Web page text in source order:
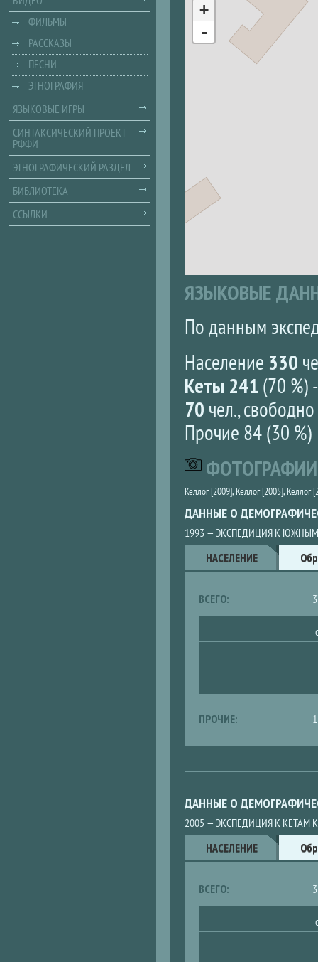
+
-
ЯЗЫКОВЫЕ
По данным
Население 330
Кеты 241 (70 %)
70 чел.,
Прочие 84 (30 %)
Келлог [2009], Келлог [2005], Келлог
ДАННЫЕ О
1993 — ЭКСПЕДИЦИЯ К
ДанныеНАСЕЛЕНИЕ
ВСЕГО:
ПРОЧИЕ:
ДАННЫЕ О
2005 — ЭКСПЕДИЦИЯ К КЕТАМ
ДанныеНАСЕЛЕНИЕ
ВСЕГО:
ФИЛЬМЫ
РАССКАЗЫ
ПЕСНИ
ЭТНОГРАФИЯ
ЯЗЫКОВЫЕ ИГРЫ
СИНТАКСИЧЕСКИЙ ПРОЕКТ
РФФИ
ЭТНОГРАФИЧЕСКИЙ РАЗДЕЛ
БИБЛИОТЕКА
ССЫЛКИ